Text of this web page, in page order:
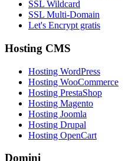
SSL Wildcard
SSL Multi-Domain
Let's Encrypt gratis
Hosting CMS
Hosting WordPress
Hosting WooCommerce
Hosting PrestaShop
Hosting Magento
Hosting Joomla
Hosting Drupal
Hosting OpenCart
Domini